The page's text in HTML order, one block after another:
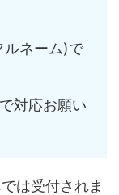
ルネーム)で
対応お願い
は受付されま